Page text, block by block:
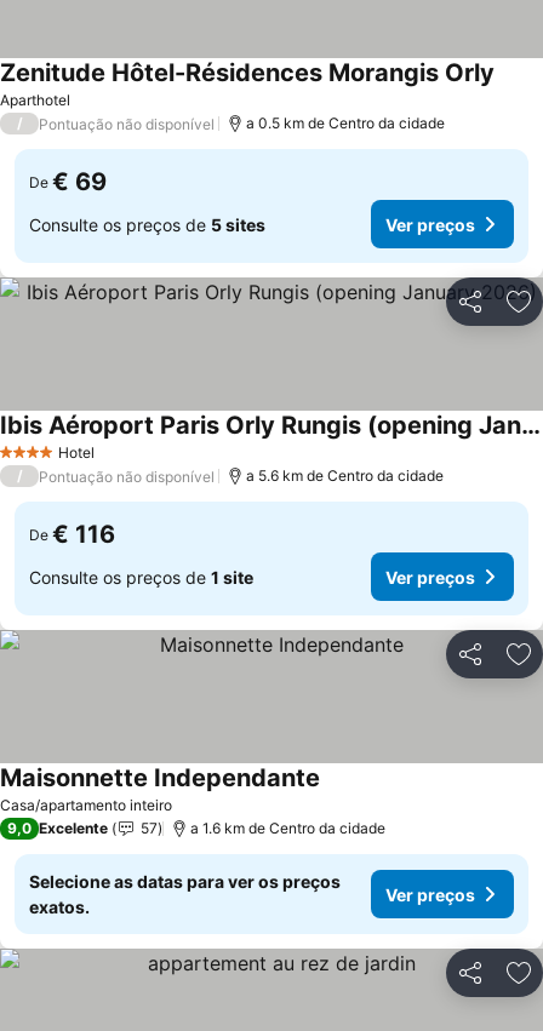
Aparthotel
Zenitude Hôtel-Résidences Morangis Orly
/ Pontuação não disponível a 0.5 km de Centro da cidade
De € 69
Consulte os preços de 5 sites Ver preços
Partilhar
4 EstrelasHotel
Ibis Aéroport Paris Orly Rungis (opening January 2026)
/ Pontuação não disponível a 5.6 km de Centro da cidade
De € 116
Consulte os preços de 1 site Ver preços
Partilhar
Casa/apartamento inteiro
Maisonnette Independante
9,0 Excelente 57 a 1.6 km de Centro da cidade
Selecione as datas para ver os preços
exatos.
Ver preços
Partilhar